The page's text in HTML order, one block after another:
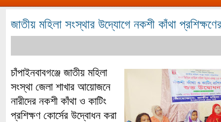
জাতীয় মহিলা সংস্থার উদ্যোগে নকশী কাঁথা
চাঁপাইনবাবগঞ্জে জাতীয় মহিলা
সংস্থা জেলা শাখার আয়োজনে
নারীদের নকশী কাঁথা ও কাটিং
প্রশিক্ষণ কোর্সের উদ্বোধন করা